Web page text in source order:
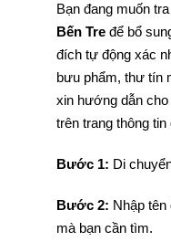
Bạn đang muốn
Bến Tre để bổ
đích tự động xác
bưu phẩm, thư tín
xin hướng dẫn
trên trang thông
Bước 1: Di
Bước 2: Nhập tên
mà bạn cần tìm.